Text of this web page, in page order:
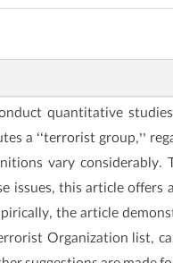
quantitative
a ‘‘terrorist group,’’
vary considerably.
issues, this article
the article
Organization list,